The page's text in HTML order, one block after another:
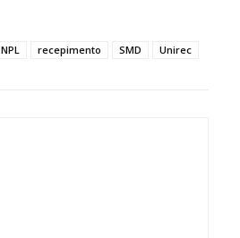
NPL recepimento SMD Unirec